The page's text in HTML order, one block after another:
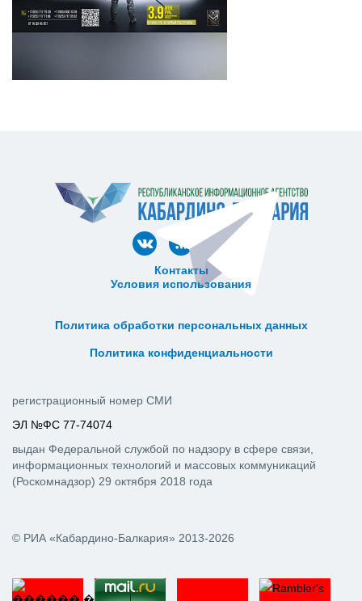
Контакты
Условия использования
Политика обработки персональных данных
Политика конфиденциальности
© РИА «Кабардино-Балкария» 2013-2026
регистрационный номер СМИ
ЭЛ №ФС 77-74074
выдан Федеральной службой по надзору в сфере связи,
информационных технологий и массовых коммуникаций
(Роскомнадзор) 29 октября 2018 года